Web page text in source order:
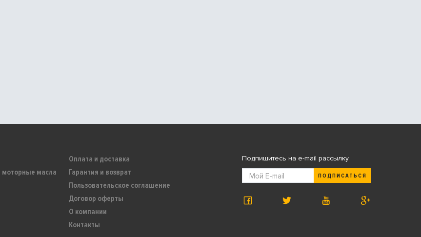
моторные масла
Оплата и доставка
Гарантия и возврат
Пользовательское соглашение
Договор оферты
О компании
Контакты
Подпишитесь на e-mail рассылку
ПОДПИСАТЬСЯ